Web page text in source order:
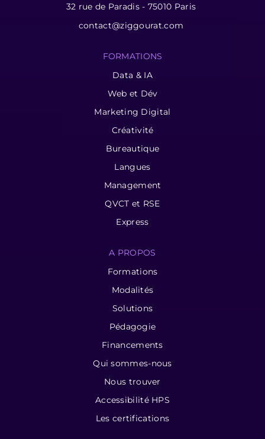
32 rue de Paradis - 75010 Paris
contact@ziggourat.com
FORMATIONS
Data & IA
Web et Dév
Marketing Digital
Créativité
Bureautique
Langues
Management
QVCT et RSE
Express
A PROPOS
Formations
Modalités
Solutions
Pédagogie
Financements
Qui sommes-nous
Nous trouver
Accessibilité HPS
Les certifications